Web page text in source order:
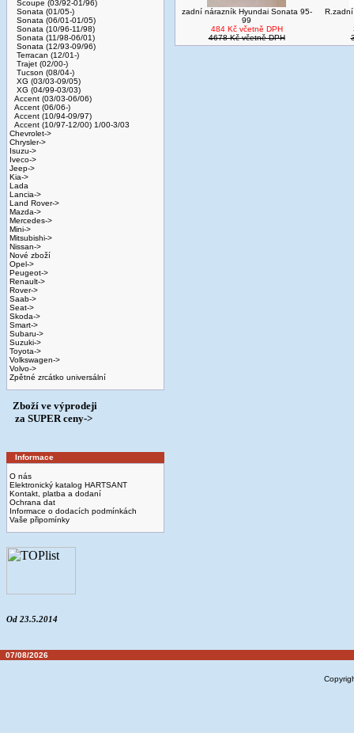
Scoupe (03/92-01/96)
Sonata (01/05-)
Sonata (06/01-01/05)
Sonata (10/96-11/98)
Sonata (11/98-06/01)
Sonata (12/93-09/96)
Terracan (12/01-)
Trajet (02/00-)
Tucson (08/04-)
XG (03/03-09/05)
XG (04/99-03/03)
Accent (03/03-06/06)
Accent (06/06-)
Accent (10/94-09/97)
Accent (10/97-12/00) 1/00-3/03
Chevrolet->
Chrysler->
Isuzu->
Iveco->
Jeep->
Kia->
Lada
Lancia->
Land Rover->
Mazda->
Mercedes->
Mini->
Mitsubishi->
Nissan->
Nové zboží
Opel->
Peugeot->
Renault->
Rover->
Saab->
Seat->
Skoda->
Smart->
Subaru->
Suzuki->
Toyota->
Volkswagen->
Volvo->
Zpětné zrcátko universální
Zboží ve výprodeji
­ za SUPER ceny->
Informace
O nás
Elektronický katalog HARTSANT
Kontakt, platba a dodaní
Ochrana dat
Informace o dodacích podmínkách
Vaše připomínky
Od 23.5.2014
zadní nárazník Hyundai Sonata 95-
99
484 Kč včetně DPH
4678 Kč včetně DPH
07/08/2026